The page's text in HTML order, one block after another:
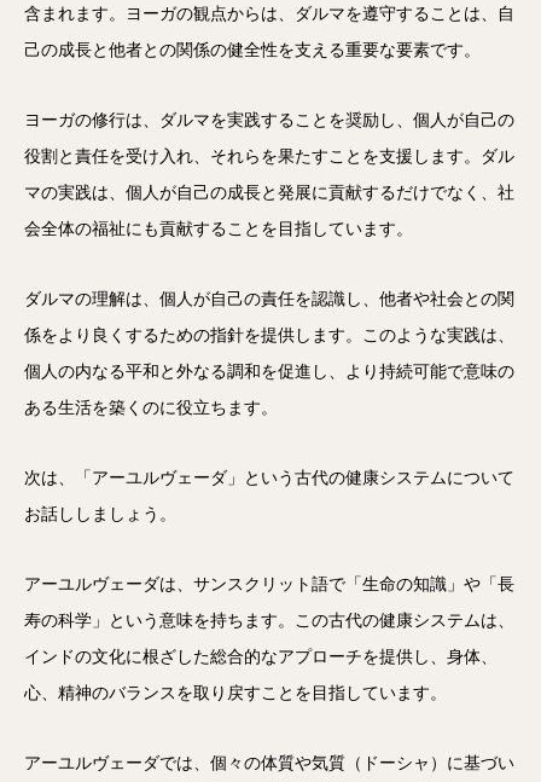
含まれます。ヨーガの観点からは、ダルマを遵守することは、自
己の成長と他者との関係の健全性を支える重要な要素です。
ヨーガの修行は、ダルマを実践することを奨励し、個人が自己の
役割と責任を受け入れ、それらを果たすことを支援します。ダル
マの実践は、個人が自己の成長と発展に貢献するだけでなく、社
会全体の福祉にも貢献することを目指しています。
ダルマの理解は、個人が自己の責任を認識し、他者や社会との関
係をより良くするための指針を提供します。このような実践は、
個人の内なる平和と外なる調和を促進し、より持続可能で意味の
ある生活を築くのに役立ちます。
次は、「アーユルヴェーダ」という古代の健康システムについて
お話ししましょう。
アーユルヴェーダは、サンスクリット語で「生命の知識」や「長
寿の科学」という意味を持ちます。この古代の健康システムは、
インドの文化に根ざした総合的なアプローチを提供し、身体、
心、精神のバランスを取り戻すことを目指しています。
アーユルヴェーダでは、個々の体質や気質（ドーシャ）に基づい